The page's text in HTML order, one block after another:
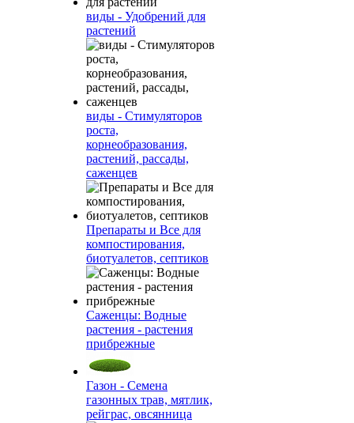
виды - Удобрений для
растений
виды - Стимуляторов
роста,
корнеобразования,
растений, рассады,
саженцев
Препараты и Все для
компостирования,
биотуалетов, септиков
Саженцы: Водные
растения - растения
прибрежные
Газон - Семена
газонных трав, мятлик,
рейграс, овсянница